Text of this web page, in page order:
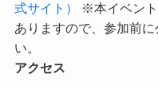
式サイト）
※本イベン
ありますので、参加前
い。
アクセス